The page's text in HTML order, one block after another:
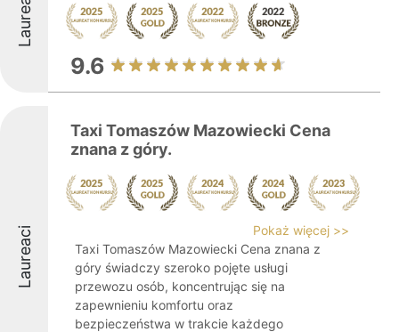
Laureaci
9.6
Laureaci
Taxi Tomaszów Mazowiecki Cena
znana z góry.
Pokaż więcej >>
Taxi Tomaszów Mazowiecki Cena znana z
góry świadczy szeroko pojęte usługi
przewozu osób, koncentrując się na
zapewnieniu komfortu oraz
bezpieczeństwa w trakcie każdego